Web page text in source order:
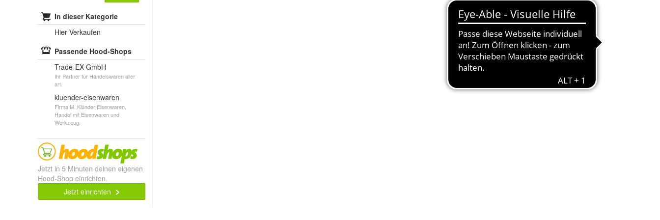
In dieser Kategorie
Hier Verkaufen
Passende Hood-Shops
Trade-EX GmbH
Ihr Partner für Handelswaren aller
art.
kluender-eisenwaren
Firma M. Klünder Eisenwaren,
Handel mit Eisenwaren und
Werkzeug.
Jetzt in 5 Minuten deinen eigenen
Hood-Shop einrichten.
Jetzt einrichten